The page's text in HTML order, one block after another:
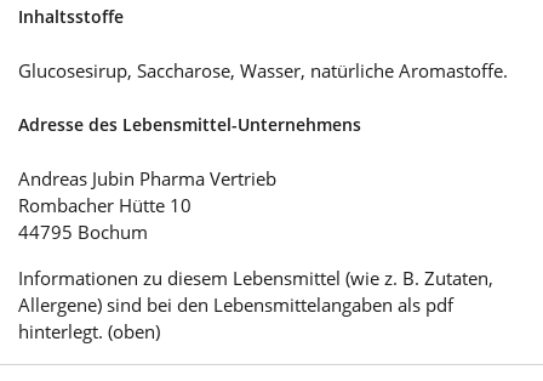
Inhaltsstoffe
Glucosesirup, Saccharose, Wasser, natürliche Aromastoffe.
Adresse des Lebensmittel-Unternehmens
Andreas Jubin Pharma Vertrieb
Rombacher Hütte 10
44795 Bochum
Informationen zu diesem Lebensmittel (wie z. B. Zutaten,
Allergene) sind bei den Lebensmittelangaben als pdf
hinterlegt. (oben)